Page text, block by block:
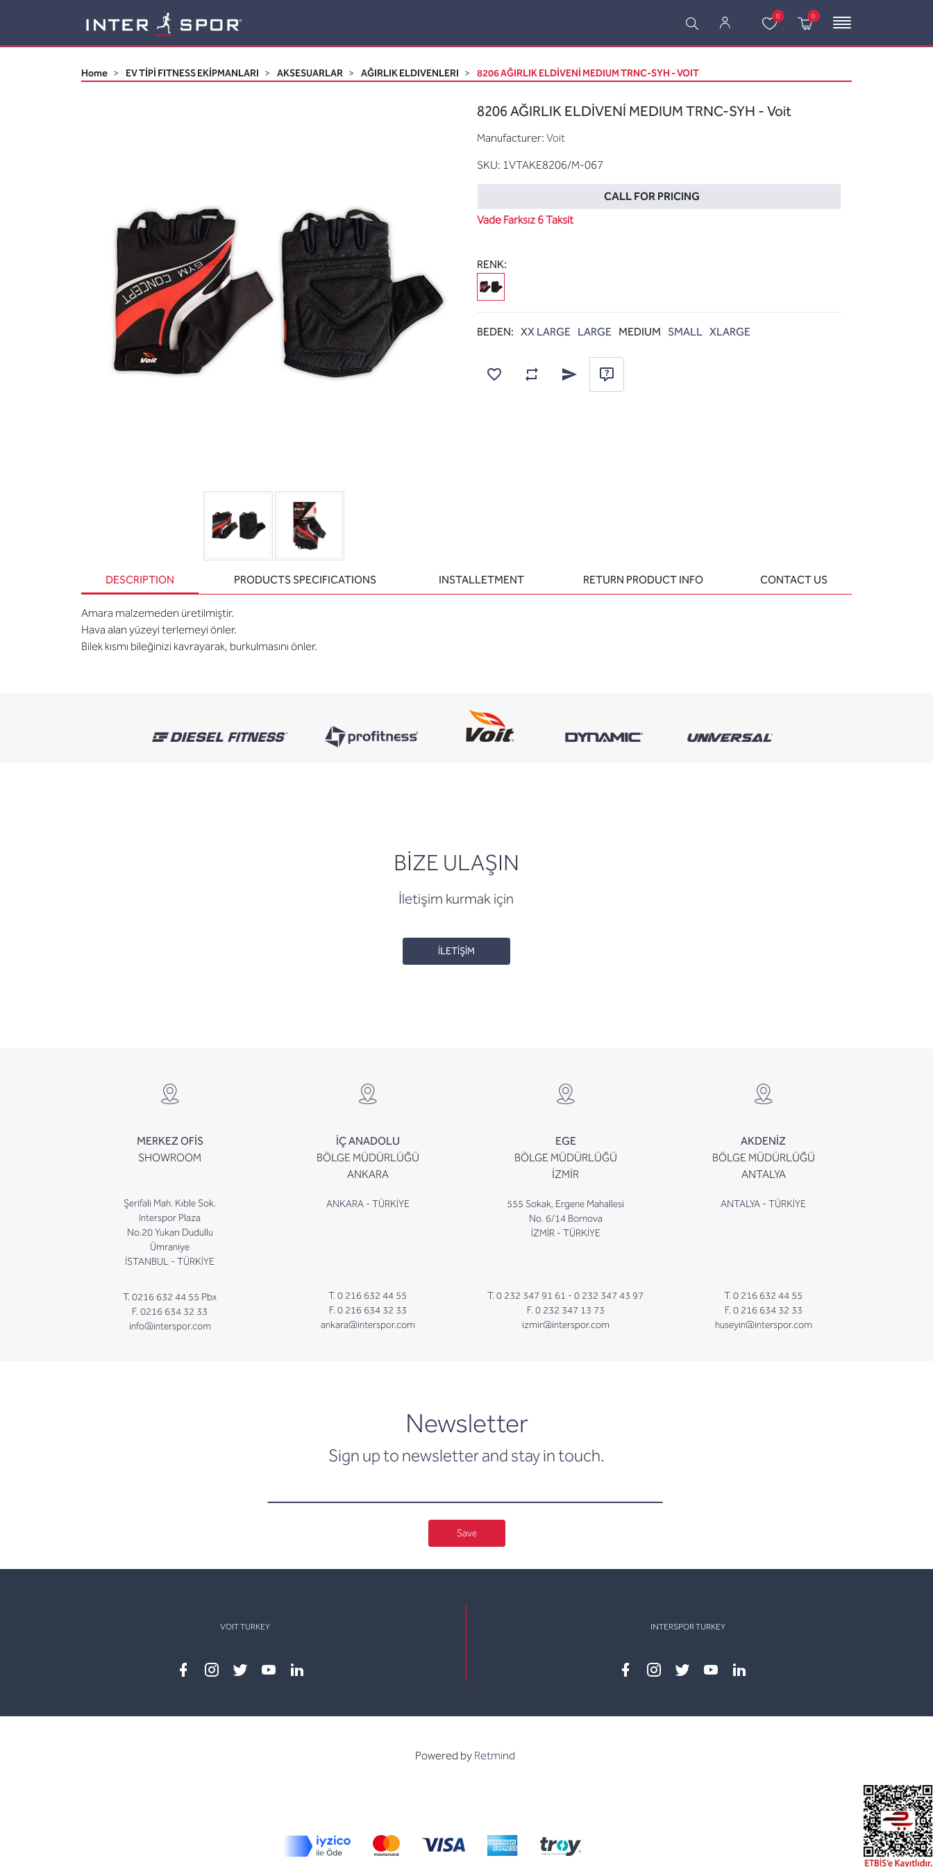
0 0
Home EV TİPİ FITNESS EKİPMANLARI AKSESUARLAR AĞIRLIK ELDIVENLERI 8206 AĞIRLIK ELDİVENİ MEDIUM TRNC-SYH - VOIT
8206 AĞIRLIK ELDİVENİ MEDIUM TRNC-SYH - Voit
Manufacturer: Voit
SKU: 1VTAKE8206/M-067
CALL FOR PRICING
Vade Farksız 6 Taksit
RENK:
BEDEN: XX LARGE LARGE MEDIUM SMALL XLARGE
Add to wishlistAdd to compare list
Email a friendAsk question
DESCRIPTION PRODUCTS SPECIFICATIONS INSTALLETMENT RETURN PRODUCT INFO CONTACT US
Amara malzemeden üretilmiştir.
Hava alan yüzeyi terlemeyi önler.
Bilek kısmı bileğinizi kavrayarak, burkulmasını önler.
BİZE ULAŞIN
İletişim kurmak için
İLETİŞİM
MERKEZ OFİS
SHOWROOM
Şerifali Mah. Kıble Sok.
Interspor Plaza
No.20 Yukarı Dudullu
Ümraniye
İSTANBUL - TÜRKİYE
T. 0216 632 44 55 Pbx
F. 0216 634 32 33
info@interspor.com
İÇ ANADOLU
BÖLGE MÜDÜRLÜĞÜ
ANKARA
ANKARA - TÜRKİYE
T. 0 216 632 44 55
F. 0 216 634 32 33
ankara@interspor.com
EGE
BÖLGE MÜDÜRLÜĞÜ
İZMİR
555 Sokak, Ergene Mahallesi
No. 6/14 Bornova
İZMİR - TÜRKİYE
T. 0 232 347 91 61 - 0 232 347 43 97
F. 0 232 347 13 73
izmir@interspor.com
AKDENİZ
BÖLGE MÜDÜRLÜĞÜ
ANTALYA
ANTALYA - TÜRKİYE
T. 0 216 632 44 55
F. 0 216 634 32 33
huseyin@interspor.com
Newsletter
Sign up to newsletter and stay in touch.
newsletter
Save
VOIT TURKEY INTERSPOR TURKEY
Powered by Retmind